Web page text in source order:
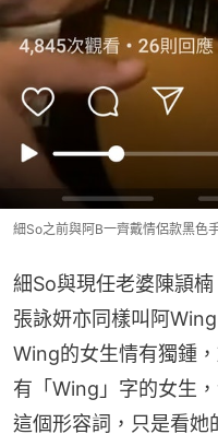
細So之前與阿B一齊戴情侶款黑色
細So與現任老婆陳頴
張詠妍亦同樣叫阿
Wing的女生情有獨鍾
有「Wing」字的女生
這個形容詞，只是看她